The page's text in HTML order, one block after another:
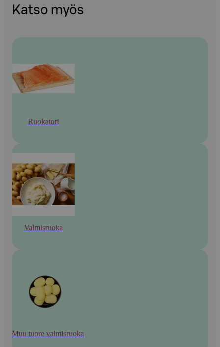
Katso myös
Ruokatori
Valmisruoka
Muu tuore valmisruoka